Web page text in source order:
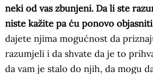
neki od vas zbunjeni. Da li ste
niste kažite pa ću ponovo objasniti
dajete njima mogućnost da
razumjeli i da shvate da je to
da vam je stalo do njih, da mogu